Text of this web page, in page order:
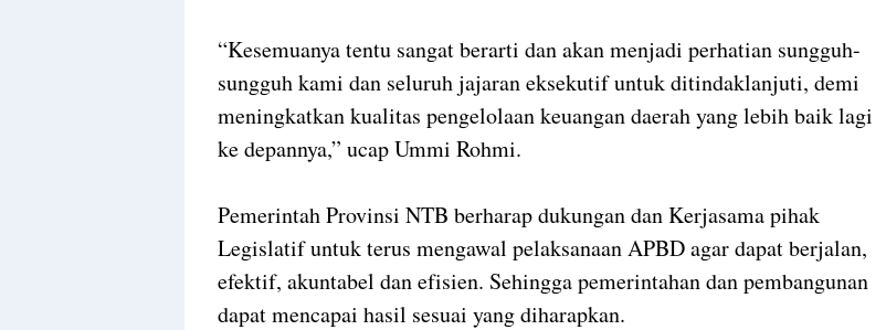
“Kesemuanya tentu sangat berarti dan akan menjadi perhatian sungguh-
sungguh kami dan seluruh jajaran eksekutif untuk ditindaklanjuti, demi
meningkatkan kualitas pengelolaan keuangan daerah yang lebih baik lagi
ke depannya,” ucap Ummi Rohmi.
Pemerintah Provinsi NTB berharap dukungan dan Kerjasama pihak
Legislatif untuk terus mengawal pelaksanaan APBD agar dapat berjalan,
efektif, akuntabel dan efisien. Sehingga pemerintahan dan pembangunan
dapat mencapai hasil sesuai yang diharapkan.